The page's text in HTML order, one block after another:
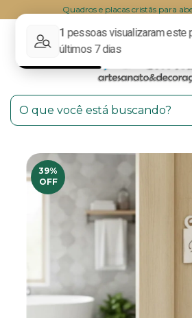
Quadros e placas cristãs para
39%
OFF